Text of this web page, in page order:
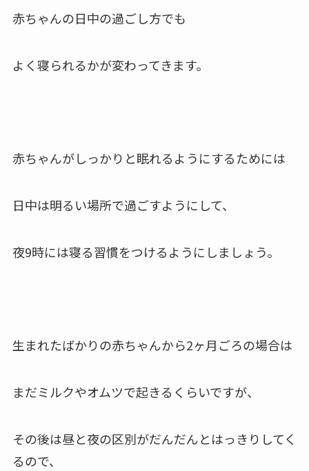
赤ちゃんの日中の過ごし方でも
よく寝られるかが変わってきます。
赤ちゃんがしっかりと眠れるようにするためには
日中は明るい場所で過ごすようにして、
夜9時には寝る習慣をつけるようにしましょう。
生まれたばかりの赤ちゃんから2ヶ月ごろの場合は
まだミルクやオムツで起きるくらいですが、
その後は昼と夜の区別がだんだんとはっきりしてく
るので、